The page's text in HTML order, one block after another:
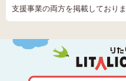
支援事業の両方を掲載しておりま